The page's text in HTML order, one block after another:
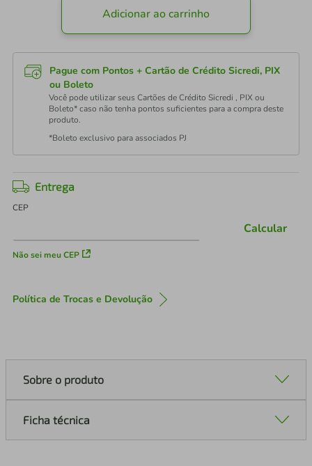
Adicionar ao carrinho
Pague com Pontos + Cartão de Crédito Sicredi, PIX
ou Boleto
Você pode utilizar seus Cartões de Crédito Sicredi , PIX ou
Boleto* caso não tenha pontos suficientes para a compra deste
produto.
*Boleto exclusivo para associados PJ
Entrega
CEP
Não sei meu CEP
Calcular
Política de Trocas e Devolução
Sobre o produto
Ficha técnica